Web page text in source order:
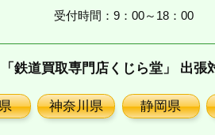
受付時間：9：00～18：00
「鉄道買取専門店くじら堂」 出張
神奈川県 静岡県